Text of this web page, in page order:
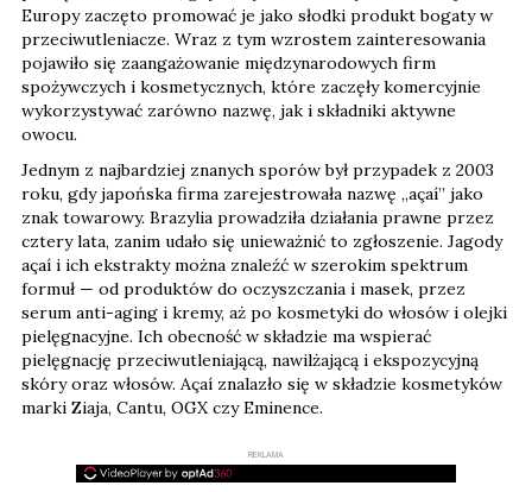
Europy zaczęto promować je jako słodki produkt bogaty w
przeciwutleniacze. Wraz z tym wzrostem zainteresowania
pojawiło się zaangażowanie międzynarodowych firm
spożywczych i kosmetycznych, które zaczęły komercyjnie
wykorzystywać zarówno nazwę, jak i składniki aktywne
owocu.
Jednym z najbardziej znanych sporów był przypadek z 2003
roku, gdy japońska firma zarejestrowała nazwę „açaí” jako
znak towarowy. Brazylia prowadziła działania prawne przez
cztery lata, zanim udało się unieważnić to zgłoszenie. Jagody
açaí i ich ekstrakty można znaleźć w szerokim spektrum
formuł — od produktów do oczyszczania i masek, przez
serum anti-aging i kremy, aż po kosmetyki do włosów i olejki
pielęgnacyjne. Ich obecność w składzie ma wspierać
pielęgnację przeciwutleniającą, nawilżającą i ekspozycyjną
skóry oraz włosów. Açaí znalazło się w składzie kosmetyków
marki Ziaja, Cantu, OGX czy Eminence.
REKLAMA